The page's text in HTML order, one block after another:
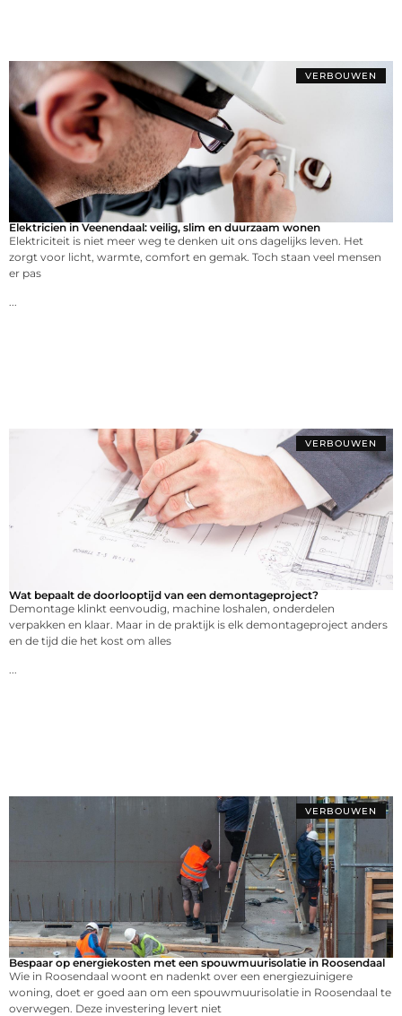
VERBOUWEN
Elektricien in Veenendaal: veilig, slim en duurzaam wonen
Elektriciteit is niet meer weg te denken uit ons dagelijks leven. Het
zorgt voor licht, warmte, comfort en gemak. Toch staan veel mensen
er pas
...
VERBOUWEN
Wat bepaalt de doorlooptijd van een demontageproject?
Demontage klinkt eenvoudig, machine loshalen, onderdelen
verpakken en klaar. Maar in de praktijk is elk demontageproject anders
en de tijd die het kost om alles
...
VERBOUWEN
Bespaar op energiekosten met een spouwmuurisolatie in Roosendaal
Wie in Roosendaal woont en nadenkt over een energiezuinigere
woning, doet er goed aan om een spouwmuurisolatie in Roosendaal te
overwegen. Deze investering levert niet